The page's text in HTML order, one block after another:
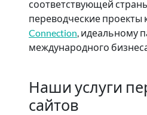
соответствующей
переводческие проекты
Connection, идеальному
международного
Наши услуги
сайтов